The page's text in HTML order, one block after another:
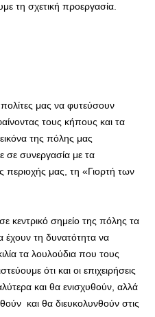
τη σχετική προεργασία.
μας να φυτεύσουν
τους κήπους και τα
της πόλης μας
σε συνεργασία με τα
περιοχής μας, τη «Γιορτή των
κεντρικό σημείο της πόλης τα
έχουν τη δυνατότητα να
τα λουλούδια που τους
ότι και οι επιχειρήσεις
και θα ενισχυθούν, αλλά
και θα διευκολυνθούν στις